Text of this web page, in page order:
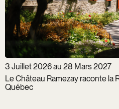
3 Juillet 2026 au 28 Mars 2027
Le Château Ramezay raconte la
Québec